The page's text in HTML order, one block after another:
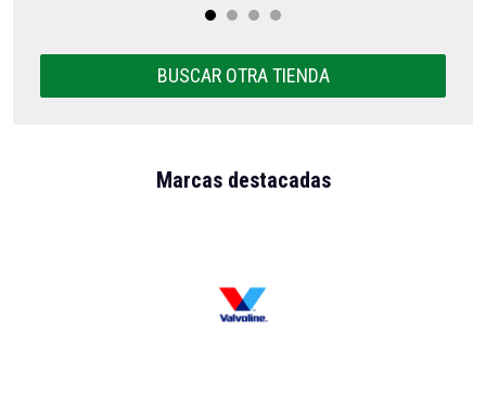
BUSCAR OTRA TIENDA
Marcas destacadas